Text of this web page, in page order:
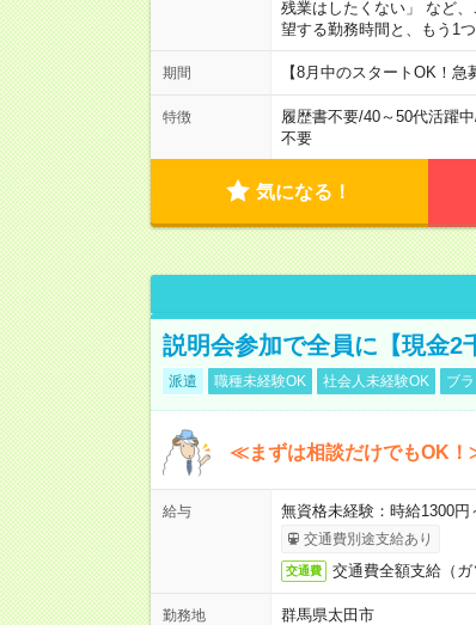
残業はしたくない」 など
望する勤務時間と、もう1
期間 【8月中のスタートOK！
特徴 履歴書不要/40～50代活躍中
不要
気になる！
説明会参加で全員に【現金2
派遣 職種未経験OK 社会人未経験OK ブ
≪まずは相談だけでもOK！
給与 無資格未経験：時給1300
交通費別途支給あり
交通費 交通費全額支給（ガ
勤務地
群馬県太田市